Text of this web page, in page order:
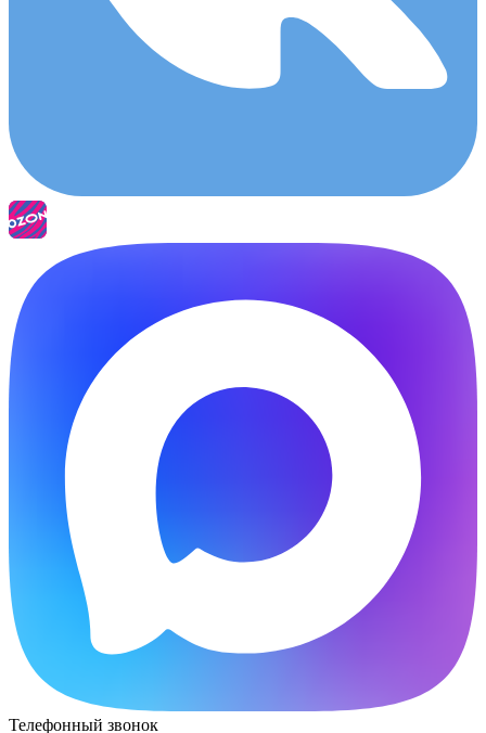
Телефонный звонок